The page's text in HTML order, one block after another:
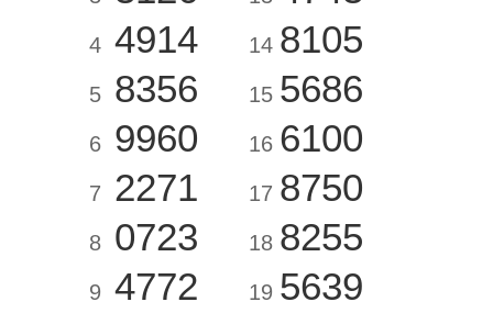
4 4914
5 8356
6 9960
7 2271
8 0723
9 4772
14 8105
15 5686
16 6100
17 8750
18 8255
19 5639